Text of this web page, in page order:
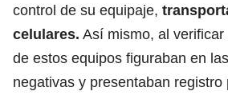
control de su equipaje,
celulares. Así mismo, al
de estos equipos figuraban en
negativas y presentaban registro